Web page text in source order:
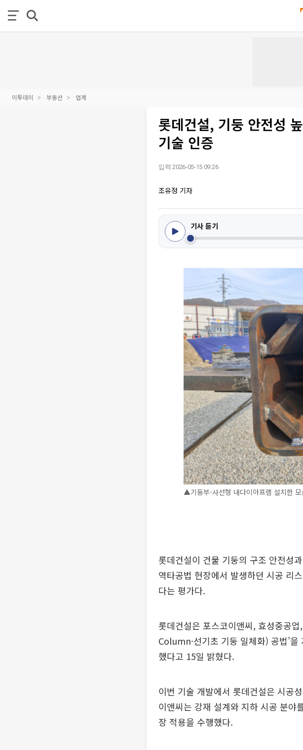
이투데이 부동산 업계
롯데건설, 기둥 안전성
기술 인증
입력 2026-05-15 09:26
조유정 기자
기사 듣기
▲기둥부-사선형 내다이아프램 설치한
롯데건설이 건물 기둥의 구조 안전성
역타공법 현장에서 발생하던 시공 리
다는 평가다.
롯데건설은 포스코이앤씨, 효성중공
Column·선기초 기둥 일체화) 공법’
했다고 15일 밝혔다.
이번 기술 개발에서 롯데건설은 시공
이앤씨는 강재 설계와 지하 시공 분야
장 적용을 수행했다.